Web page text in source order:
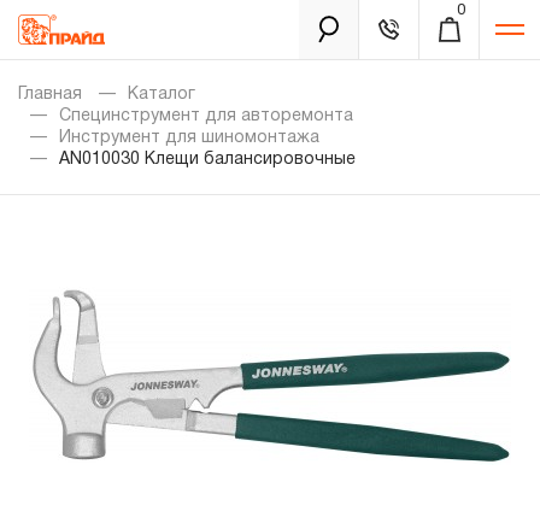
0
Каталог
Золотая лихорадка
Распродажа
Уцененный товар
О нас
Новости
Забыли пароль?
Главная
Каталог
Специнструмент для авторемонта
Инструмент для шиномонтажа
AN010030 Клещи балансировочные